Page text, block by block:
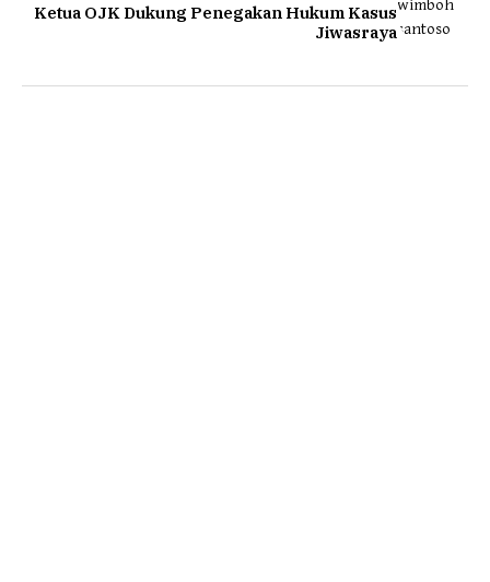
Ketua OJK Dukung Penegakan Hukum Kasus
Jiwasraya